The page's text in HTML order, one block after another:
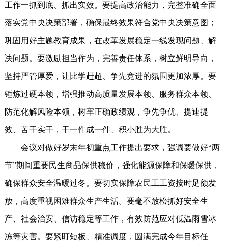
工作一抓到底、抓出实效。要提高政治能力，完整准确全面
落实党中央决策部署，确保最终效果符合党中央决策意图；
巩固用好主题教育成果，在改革发展稳定一线发现问题、解
决问题。要激励担当作为，完善责任体系，树立鲜明导向，
坚持严管厚爱，让比学赶超、争先竞进的氛围更加浓厚。要
锤炼过硬本领，增强推动高质量发展本领、服务群众本领、
防范化解风险本领，树牢正确政绩观，争先争优、提速提
效、苦干实干，干一件成一件、积小胜为大胜。
会议对做好岁末年初重点工作提出要求，强调要做好“两
节”期间重要民生商品保供稳价，强化能源保障和保暖保供，
确保群众安全温暖过冬。要切实保障农民工工资按时足额发
放，高度重视困难群众生产生活。要毫不放松抓好安全生
产、社会治安、信访稳定等工作，有效防范应对低温雨雪冰
冻等灾害。要紧盯短板、精准调度，圆满完成今年目标任